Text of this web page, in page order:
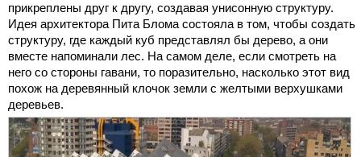
прикреплены друг к другу, создавая унисонную структуру.
Идея архитектора Пита Блома состояла в том, чтобы создать
структуру, где каждый куб представлял бы дерево, а они
вместе напоминали лес. На самом деле, если смотреть на
него со стороны гавани, то поразительно, насколько этот вид
похож на деревянный клочок земли с желтыми верхушками
деревьев.